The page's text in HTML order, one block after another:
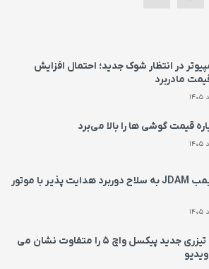
در انتظار شوک جدید؛ احتمال افزایش
مادربرد
قیمت‌ گوشی ها را بالا می‌برد
تبدیل بمب JDAM به سلاح دوربرد هدایت پذیر با موتور
گوگل با تیزری جدید پیکسل واچ ۵ را متفاوت نشان می‌